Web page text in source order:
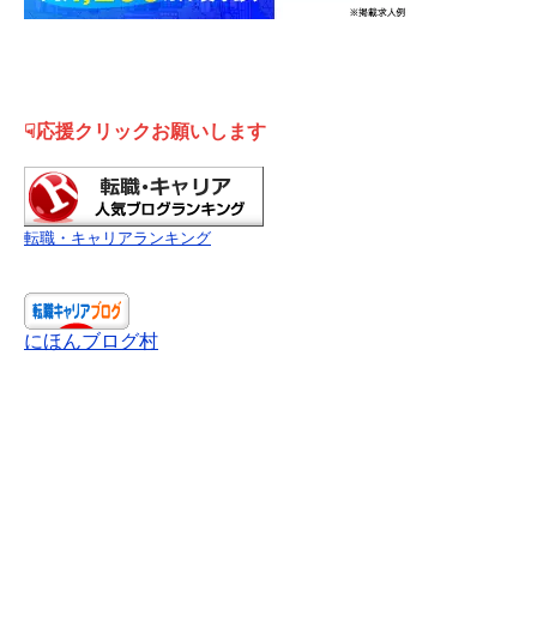
☟応援クリックお願いします
転職・キャリアランキング
にほんブログ村